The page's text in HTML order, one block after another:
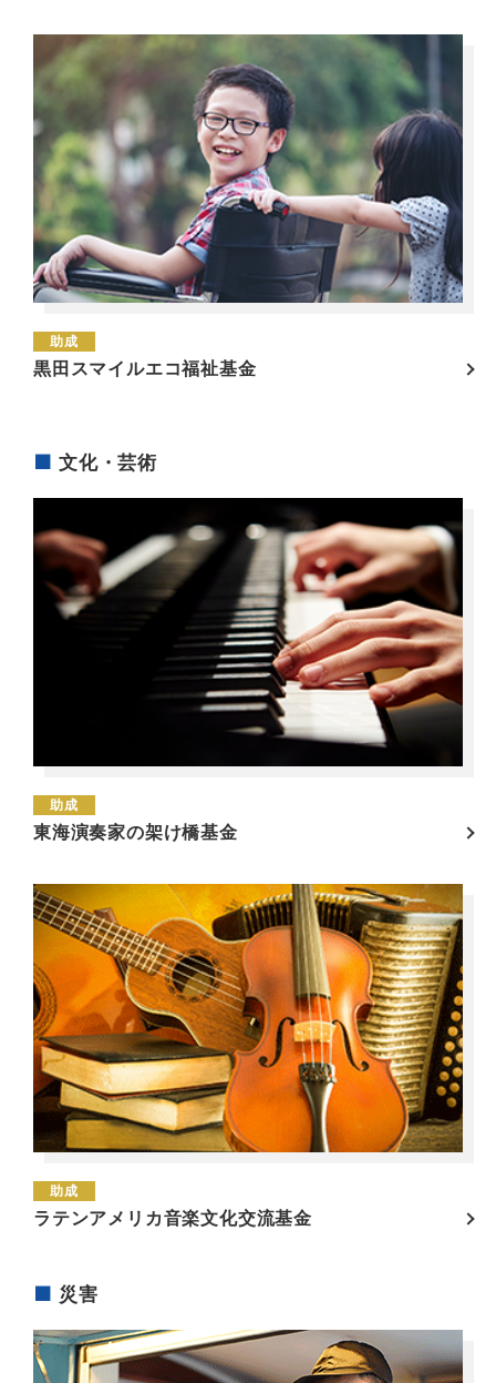
助成
黒田スマイルエコ福祉基金
文化・芸術
助成
東海演奏家の架け橋基金
助成
ラテンアメリカ音楽文化交流基金
災害